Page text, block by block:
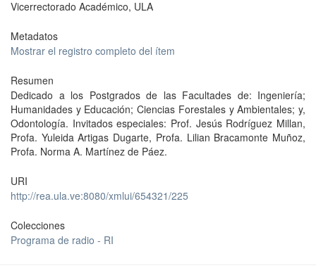
Vicerrectorado Académico, ULA
Metadatos
Mostrar el registro completo del ítem
Resumen
Dedicado a los Postgrados de las Facultades de: Ingeniería;
Humanidades y Educación; Ciencias Forestales y Ambientales; y,
Odontología. Invitados especiales: Prof. Jesús Rodríguez Millan,
Profa. Yuleida Artigas Dugarte, Profa. Lilian Bracamonte Muñoz,
Profa. Norma A. Martínez de Páez.
URI
http://rea.ula.ve:8080/xmlui/654321/225
Colecciones
Programa de radio - RI